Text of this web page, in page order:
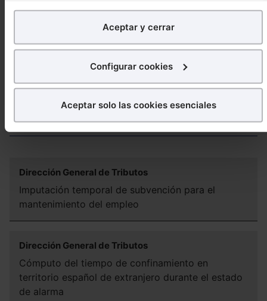
analíticospara tratar demejorar tu experienciaen
nuestra página web. También con fines publicitarios,
para poder mostrarte publicidad y contenidos de tu
¿Qué puedes hacer?
en la web sea óptima
También puedesconfigurar
seleccionar solo aquellas que quieras permitir en tu
navegador. Si no seleccionas ninguna utilizaremos las
Saber más acerca de las cookies
Aceptar y cerrar
Configurar cookies
Aceptar solo las cookies esenciales
imputables al trabajador consideradas tiempo de
trabajo efectivo
Ver más Reseñas de Jurisprudencia
Doctrina administrativa
Dirección General de Tributos
Imputación temporal de subvención para el
mantenimiento del empleo
Dirección General de Tributos
Cómputo del tiempo de confinamiento en
territorio español de extranjero durante el estado
de alarma